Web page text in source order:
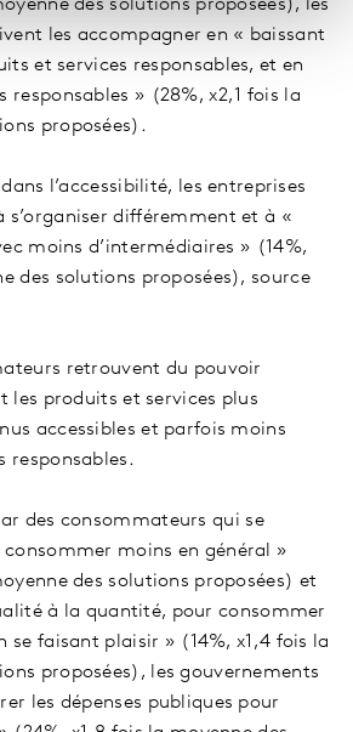
des solutions proposées), les
les accompagner en « baissant
et services responsables, et en
responsables » (28%, x2,1 fois la
proposées).
l’accessibilité, les entreprises
s’organiser différemment et à «
moins d’intermédiaires » (14%,
des solutions proposées), source
retrouvent du pouvoir
les produits et services plus
accessibles et parfois moins
responsables.
des consommateurs qui se
moins en général »
des solutions proposées) et
à la quantité, pour consommer
se faisant plaisir » (14%, x1,4 fois la
proposées), les gouvernements
les dépenses publiques pour